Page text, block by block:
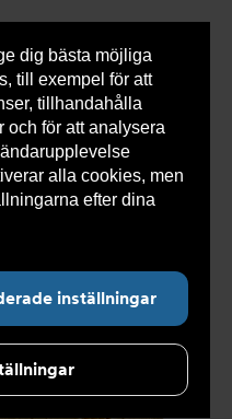
dig bästa möjliga
till exempel för att
tillhandahålla
och för att analysera
alla cookies, men
efter dina
inställningar
0 varorSnabborder
> Ventiler NC
AT 3252-